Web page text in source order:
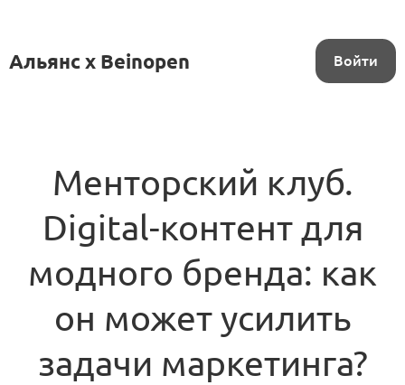
Альянс x Beinopen Войти
Менторский клуб.
Digital-контент для
модного бренда: как
он может усилить
задачи маркетинга?